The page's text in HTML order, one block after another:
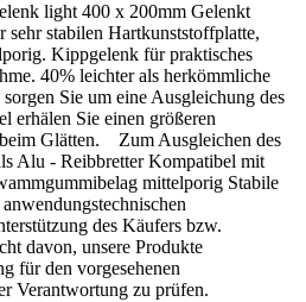
light 400 x 200mm Gelenkt
sehr stabilen Hartkunststoffplatte,
Kippgelenk für praktisches
40% leichter als herkömmliche
Sie um eine Ausgleichung des
erhälen Sie einen größeren
Glätten. Zum Ausgleichen des
Alu - Reibbretter Kompatibel mit
mittelporig Stabile
des Käufers bzw.
davon, unsere Produkte
für den vorgesehenen
Verantwortung zu prüfen.